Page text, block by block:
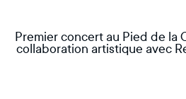
Premier concert au Pied de la
collaboration artistique avec